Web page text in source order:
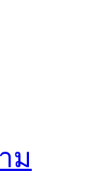
ม